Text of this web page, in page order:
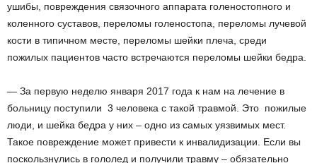
ушибы, повреждения связочного аппарата голеностопного и
коленного суставов, переломы голеностопа, переломы лучевой
кости в типичном месте, переломы шейки плеча, среди
пожилых пациентов часто встречаются переломы шейки бедра.
— За первую неделю января 2017 года к нам на лечение в
больницу поступили 3 человека с такой травмой. Это ­ пожилые
люди, и шейка бедра у них – одно из самых уязвимых мест.
Такое повреждение может привести к инвалидизации. Если вы
поскользнулись в гололед и получили травму – обязательно